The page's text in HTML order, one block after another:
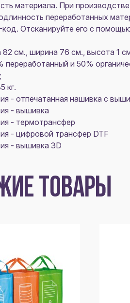
материала. При
переработанных
код. Отсканируйте его с
см., ширина 76 см., высота 1
переработанный и 50%
кг.
- отпечатанная нашивка с
- вышивка
- термотрансфер
- цифровой трансфер DTF
- вышивка 3D
ТОВАРЫ